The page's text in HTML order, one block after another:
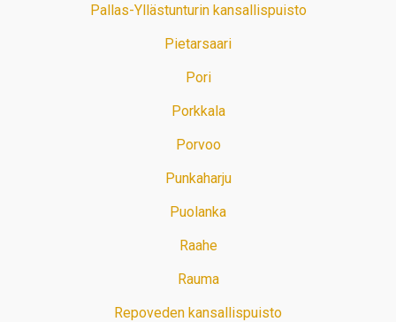
Pallas-Yllästunturin kansallispuisto
Pietarsaari
Pori
Porkkala
Porvoo
Punkaharju
Puolanka
Raahe
Rauma
Repoveden kansallispuisto